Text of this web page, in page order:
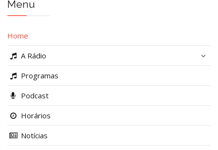
Menu
Home
A Rádio
Programas
Podcast
Horários
Notícias